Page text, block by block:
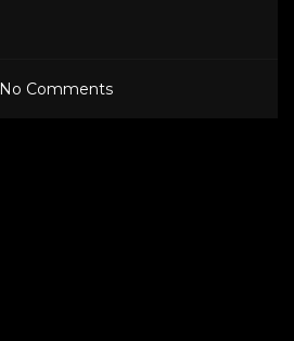
No Comments